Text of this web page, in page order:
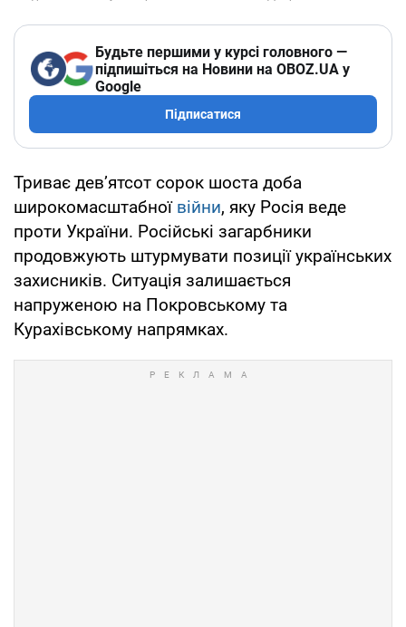
Будьте першими у курсі головного —
підпишіться на Новини на OBOZ.UA у
Google
Підписатися
Триває дев’ятсот сорок шоста доба
широкомасштабної війни, яку Росія веде
проти України. Російські загарбники
продовжують штурмувати позиції українських
захисників. Ситуація залишається
напруженою на Покровському та
Курахівському напрямках.